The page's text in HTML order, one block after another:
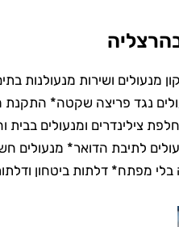
מנעולים ושירות מנעולנות
נגד פריצה שקטה* התקנת
צילינדרים ומנעולים
לתיבת הדואר* מנעולים
מפתח* דלתות ביטחון